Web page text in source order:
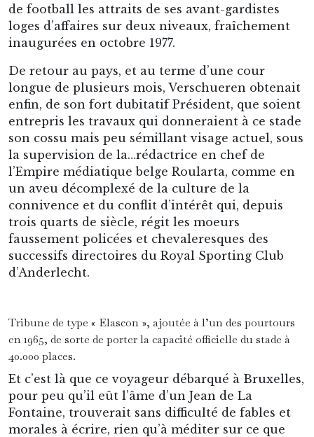
de football les attraits de ses avant-gardistes
loges d’affaires sur deux niveaux, fraîchement
inaugurées en octobre 1977.
De retour au pays, et au terme d’une cour
longue de plusieurs mois, Verschueren obtenait
enfin, de son fort dubitatif Président, que soient
entrepris les travaux qui donneraient à ce stade
son cossu mais peu sémillant visage actuel, sous
la supervision de la…rédactrice en chef de
l’Empire médiatique belge Roularta, comme en
un aveu décomplexé de la culture de la
connivence et du conflit d’intérêt qui, depuis
trois quarts de siècle, régit les moeurs
faussement policées et chevaleresques des
successifs directoires du Royal Sporting Club
d’Anderlecht.
Tribune de type « Elascon », ajoutée à l’un des pourtours
en 1965, de sorte de porter la capacité officielle du stade à
40.000 places.
Et c’est là que ce voyageur débarqué à Bruxelles,
pour peu qu’il eût l’âme d’un Jean de La
Fontaine, trouverait sans difficulté de fables et
morales à écrire, rien qu’à méditer sur ce que